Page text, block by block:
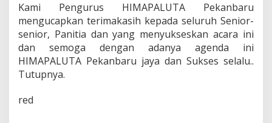
e
k
a
n
a
Kami Pengurus HIMAPALUTA Pekanbaru
mengucapkan terimakasih kepada seluruh Senior-
senior, Panitia dan yang menyukseskan acara ini
dan semoga dengan adanya agenda ini
HIMAPALUTA Pekanbaru jaya dan Sukses selalu..
Tutupnya.
red